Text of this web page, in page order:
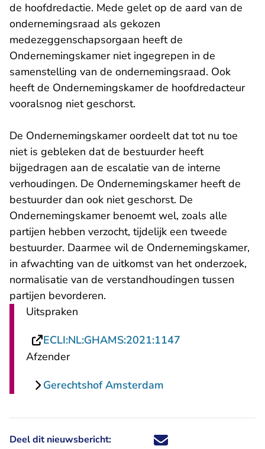
de hoofdredactie. Mede gelet op de aard van de
ondernemingsraad als gekozen
medezeggenschapsorgaan heeft de
Ondernemingskamer niet ingegrepen in de
samenstelling van de ondernemingsraad. Ook
heeft de Ondernemingskamer de hoofdredacteur
vooralsnog niet geschorst.
De Ondernemingskamer oordeelt dat tot nu toe
niet is gebleken dat de bestuurder heeft
bijgedragen aan de escalatie van de interne
verhoudingen. De Ondernemingskamer heeft de
bestuurder dan ook niet geschorst. De
Ondernemingskamer benoemt wel, zoals alle
partijen hebben verzocht, tijdelijk een tweede
bestuurder. Daarmee wil de Ondernemingskamer,
in afwachting van de uitkomst van het onderzoek,
normalisatie van de verstandhoudingen tussen
partijen bevorderen.
Uitspraken
ECLI:NL:GHAMS:2021:1147
Afzender
Gerechtshof Amsterdam
Deel dit nieuwsbericht: Deel dit nieuwsbericht via X -
Deel dit nieuwsbericht via
Deel dit nieuwsbericht
Deel dit